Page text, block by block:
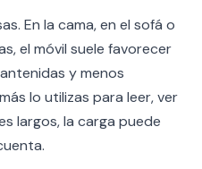
En la cama, en el sofá o
el móvil suele favorecer
y menos
lo utilizas para leer, ver
largos, la carga puede